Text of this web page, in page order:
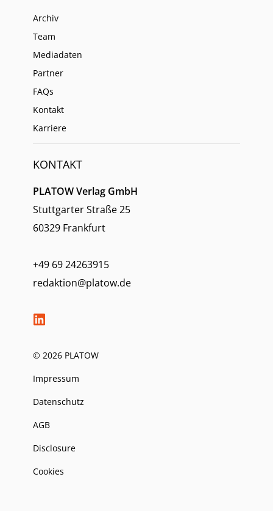
Archiv
Team
Mediadaten
Partner
FAQs
Kontakt
Karriere
KONTAKT
PLATOW Verlag GmbH
Stuttgarter Straße 25
60329 Frankfurt
+49 69 24263915
redaktion@platow.de
© 2026 PLATOW
Impressum
Datenschutz
AGB
Disclosure
Cookies